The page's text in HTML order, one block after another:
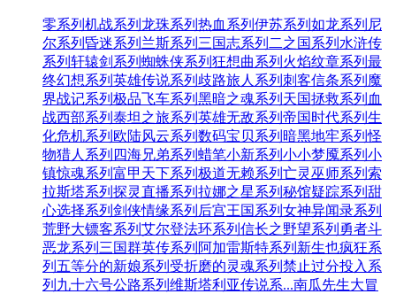
零系列 机战系列 龙珠系列 热血系列 伊苏系列 如龙系列 尼
尔系列 昏迷系列 兰斯系列 三国志系列 二之国系列 水浒传
系列 轩辕剑系列 蜘蛛侠系列 狂想曲系列 火焰纹章系列 最
终幻想系列 英雄传说系列 歧路旅人系列 刺客信条系列 魔
界战记系列 极品飞车系列 黑暗之魂系列 天国拯救系列 血
战西部系列 泰坦之旅系列 英雄无敌系列 帝国时代系列 生
化危机系列 欧陆风云系列 数码宝贝系列 暗黑地牢系列怪
物猎人系列 四海兄弟系列 蜡笔小新系列 小小梦魇系列 小
镇惊魂系列 富甲天下系列 极道无赖系列 亡灵巫师系列 索
拉斯塔系列 探灵直播系列 拉娜之星系列 秘馆疑踪系列 甜
心选择系列 剑侠情缘系列 后宫王国系列 女神异闻录系列
荒野大镖客系列 艾尔登法环系列 信长之野望系列 勇者斗
恶龙系列 三国群英传系列 阿加雷斯特系列 新生也疯狂系
列 五等分的新娘系列 受折磨的灵魂系列 禁止过分投入系
列 九十六号公路系列 维斯塔利亚传说系...南瓜先生大冒